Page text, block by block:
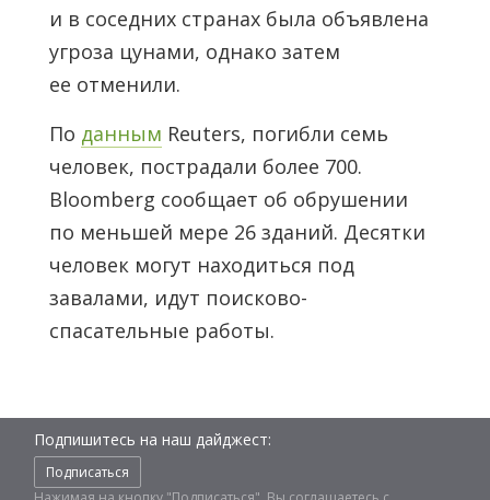
и в соседних странах была объявлена
угроза цунами, однако затем
ее отменили.
По данным Reuters, погибли семь
человек, пострадали более 700.
Bloomberg сообщает об обрушении
по меньшей мере 26 зданий. Десятки
человек могут находиться под
завалами, идут поисково-
спасательные работы.
Подпишитесь на наш дайджест:
Подписаться